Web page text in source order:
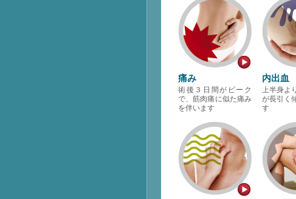
痛み
術後３日間がピーク
で、筋肉痛に似た痛み
を伴います
内出血
上半身よ
が長引く
す